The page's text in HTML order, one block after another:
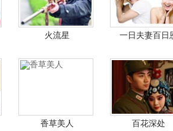
火流星 一日夫妻百日
香草美人 百花深处